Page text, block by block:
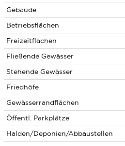
Gebäude
Betriebsflächen
Freizeitflächen
Fließende Gewässer
Stehende Gewässer
Friedhöfe
Gewässerrandflächen
Öffentl. Parkplätze
Halden/Deponien/Abbaustellen